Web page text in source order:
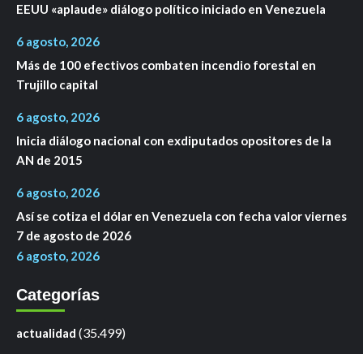
EEUU «aplaude» diálogo político iniciado en Venezuela
6 agosto, 2026
Más de 100 efectivos combaten incendio forestal en
Trujillo capital
6 agosto, 2026
Inicia diálogo nacional con exdiputados opositores de la
AN de 2015
6 agosto, 2026
Así se cotiza el dólar en Venezuela con fecha valor viernes
7 de agosto de 2026
6 agosto, 2026
Categorías
actualidad (35.499)